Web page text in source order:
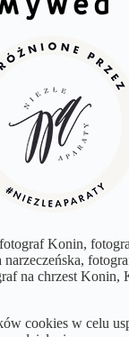
Konin,
narzeczeńska,
na chrzest Konin,
cookies w celu